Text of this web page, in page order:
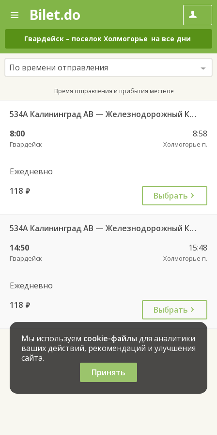
—
Поиск
и
покупка
билетов
на
автобус
онлайн
Bilet.do
Гвардейск – поселок Холмогорье на все дни
По времени отправления
Время отправления и прибытия местное
534А Калининград АВ — Железнодорожный КДП
8:00
Гвардейск
8:58
Холмогорье п.
Ежедневно
118 руб. Выбрать
534А Калининград АВ — Железнодорожный КДП
14:50
Гвардейск
15:48
Холмогорье п.
Ежедневно
118 руб. Выбрать
Мы используем cookie-файлы для аналитики
ваших действий, рекомендаций и улучшения
сайта.
Принять